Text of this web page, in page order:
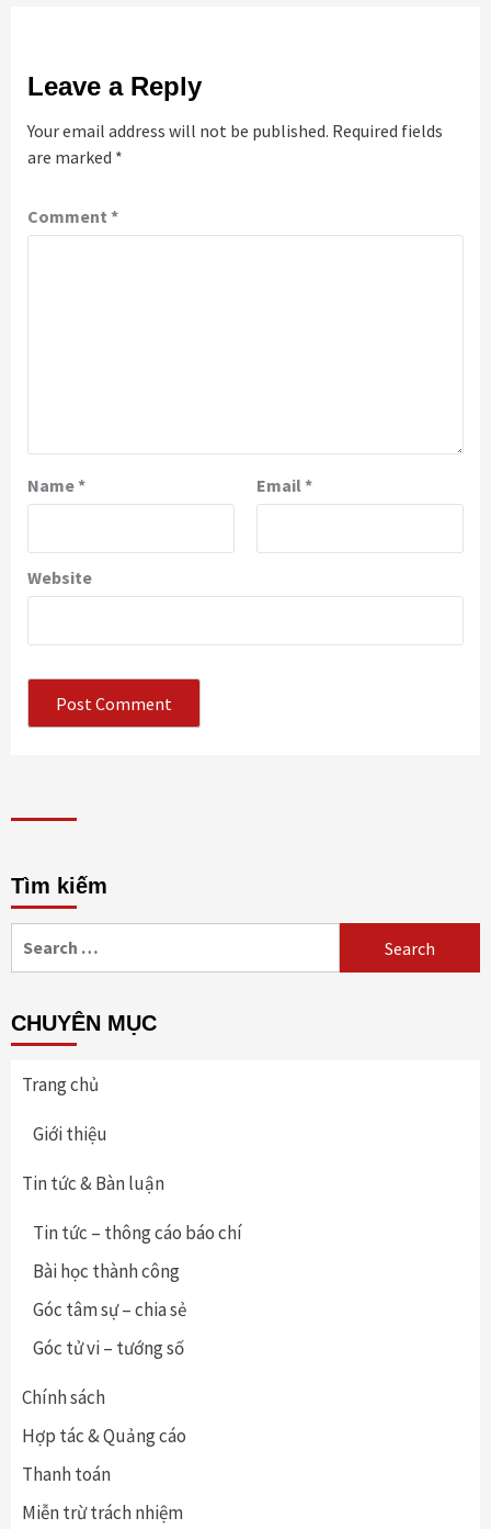
Leave a Reply
Your email address will not be published. Required fields
are marked *
Comment *
Name* Email*
Website
Tìm kiếm
CHUYÊN MỤC
Trang chủ
Giới thiệu
Tin tức & Bàn luận
Tin tức – thông cáo báo chí
Bài học thành công
Góc tâm sự – chia sẻ
Góc tử vi – tướng số
Chính sách
Hợp tác & Quảng cáo
Thanh toán
Miễn trừ trách nhiệm